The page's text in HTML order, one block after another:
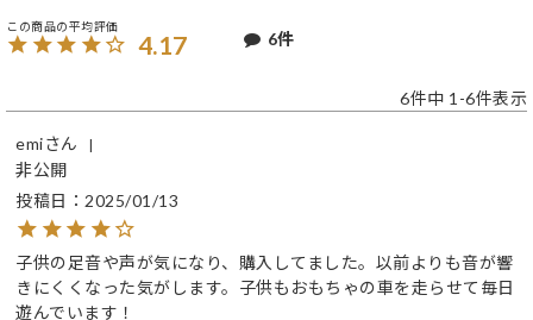
4.17 6
6件中 1 -6件表示
emi
非公開
投稿日
2025/01/13
子供の足音や声が気になり、購入してました。以前よりも音が響
きにくくなった気がします。子供もおもちゃの車を走らせて毎日
遊んでいます！